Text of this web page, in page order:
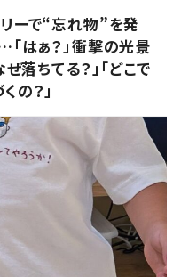
ーで“忘れ物”を発
はぁ？」衝撃の光景
ぜ落ちてる？」「どこで
の？」